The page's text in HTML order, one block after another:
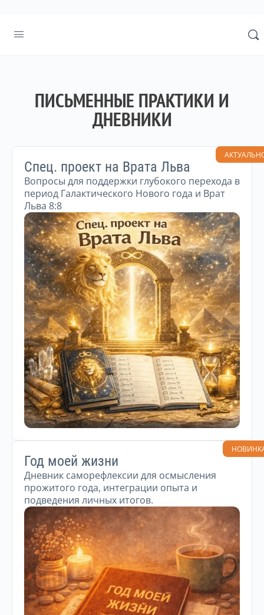
ПИСЬМЕННЫЕ ПРАКТИКИ И
ДНЕВНИКИ
Спец. проект на Врата Льва
Вопросы для поддержки глубокого перехода в
период Галактического Нового года и Врат
Льва 8:8
Год моей жизни
Дневник саморефлексии для осмысления
прожитого года, интеграции опыта и
подведения личных итогов.